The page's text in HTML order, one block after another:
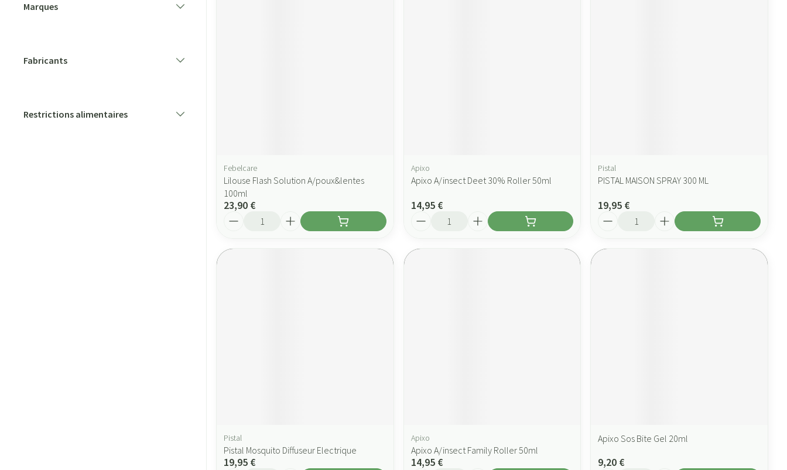
Marques
Fabricants
Restrictions alimentaires
Febelcare
Lilouse Flash Solution A/poux&lentes
100ml
23,90 €
Apixo
Apixo A/insect Deet 30% Roller 50ml
14,95 €
Pistal
PISTAL MAISON SPRAY 300 ML
19,95 €
Pistal
Pistal Mosquito Diffuseur Electrique
19,95 €
Apixo
Apixo A/insect Family Roller 50ml
14,95 €
Apixo Sos Bite Gel 20ml
9,20 €